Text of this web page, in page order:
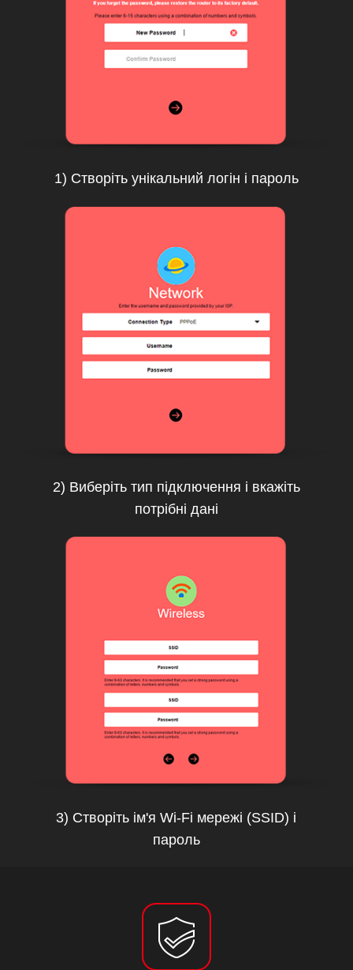
1) Створіть унікальний логін і пароль
2) Виберіть тип підключення і вкажіть
потрібні дані
3) Створіть ім'я Wi-Fi мережі (SSID) і
пароль